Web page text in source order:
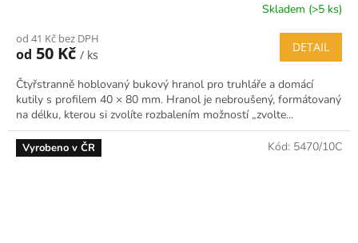
Skladem (>5 ks)
od 41 Kč bez DPH
od 50 Kč / ks
DETAIL
Čtyřstranně hoblovaný bukový hranol pro truhláře a domácí
kutily s profilem 40 × 80 mm. Hranol je nebroušený, formátovaný
na délku, kterou si zvolíte rozbalením možností „zvolte...
Vyrobeno v ČR Kód: 5470/10C